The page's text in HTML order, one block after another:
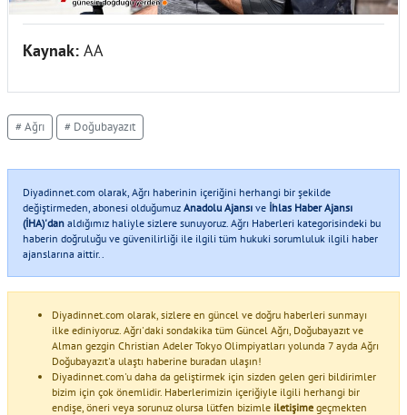
Kaynak: AA
# Ağrı # Doğubayazıt
Diyadinnet.com olarak, Ağrı haberinin içeriğini herhangi bir şekilde
değiştirmeden, abonesi olduğumuz Anadolu Ajansı ve İhlas Haber Ajansı
(İHA)'dan aldığımız haliyle sizlere sunuyoruz. Ağrı Haberleri kategorisindeki bu
haberin doğruluğu ve güvenilirliği ile ilgili tüm hukuki sorumluluk ilgili haber
ajanslarına aittir..
Diyadinnet.com olarak, sizlere en güncel ve doğru haberleri sunmayı
ilke ediniyoruz. Ağrı'daki sondakika tüm Güncel Ağrı, Doğubayazıt ve
Alman gezgin Christian Adeler Tokyo Olimpiyatları yolunda 7 ayda Ağrı
Doğubayazıt'a ulaştı haberine buradan ulaşın!
Diyadinnet.com'u daha da geliştirmek için sizden gelen geri bildirimler
bizim için çok önemlidir. Haberlerimizin içeriğiyle ilgili herhangi bir
endişe, öneri veya sorunuz olursa lütfen bizimle iletişime geçmekten